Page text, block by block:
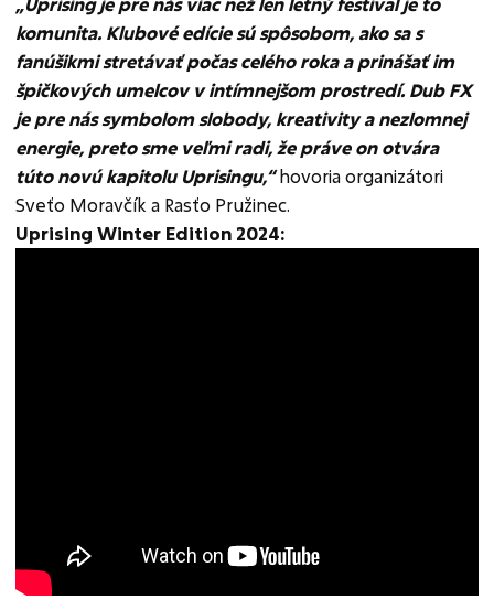
komunita. Klubové edície sú spôsobom, ako sa s
fanúšikmi stretávať počas celého roka a prinášať im
špičkových umelcov v intímnejšom prostredí. Dub FX
je pre nás symbolom slobody, kreativity a nezlomnej
energie, preto sme veľmi radi, že práve on otvára
túto novú kapitolu Uprisingu,“hovoria organizátori
Sveťo Moravčík a Rasťo Pružinec.
Uprising Winter Edition 2024: